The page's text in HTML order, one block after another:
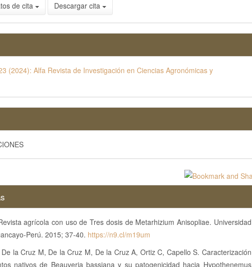
de cita Descargar cita
(2024): Alfa Revista de Investigación en Ciencias Agronómicas y
agrícola con uso de Tres dosis de Metarhizium Anisopliae. Universidad
Perú. 2015; 37-40. https://n9.cl/m19um
la Cruz M, De la Cruz M, De la Cruz A, Ortiz C, Capello S. Caracterización
nativos de Beauveria bassiana y su patogenicidad hacia Hypothenemus